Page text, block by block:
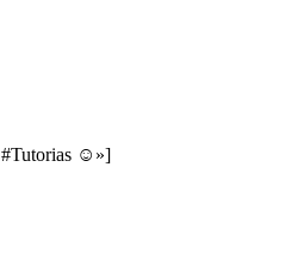
#Tutorias ☺»]